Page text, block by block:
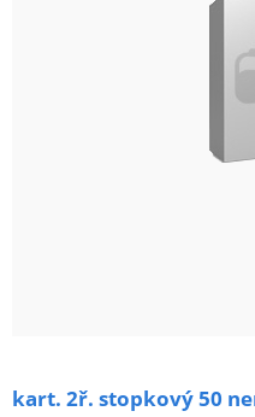
Úložné boxy na
Ochranné
ruční kartáče
kart. 2ř. stopkový 50